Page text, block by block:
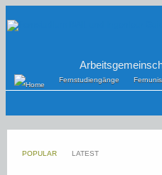
Fernstudiengänge
POPULAR LATEST